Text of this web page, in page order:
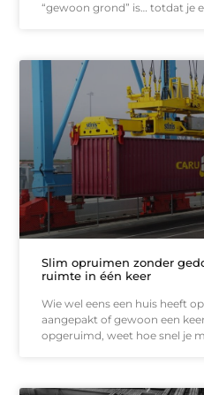
“gewoon grond” is… totdat je
Slim opruimen zonder
ruimte in één keer
Wie wel eens een huis heeft
aangepakt of gewoon een
opgeruimd, weet hoe snel je